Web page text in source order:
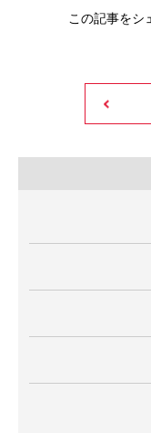
この記事をシ